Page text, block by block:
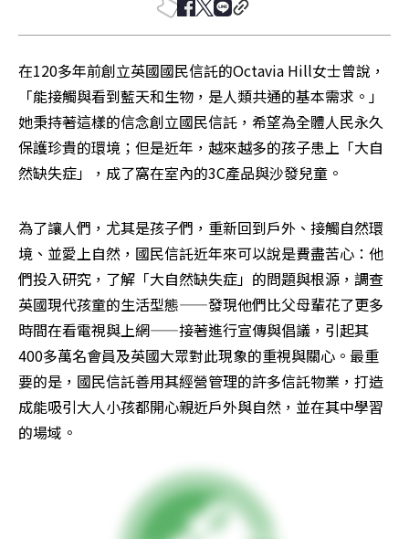
在120多年前創立英國國民信託的Octavia Hill女士曾說，
「能接觸與看到藍天和生物，是人類共通的基本需求。」
她秉持著這樣的信念創立國民信託，希望為全體人民永久
保護珍貴的環境；但是近年，越來越多的孩子患上「大自
然缺失症」，成了窩在室內的3C產品與沙發兒童。
為了讓人們，尤其是孩子們，重新回到戶外、接觸自然環
境、並愛上自然，國民信託近年來可以說是費盡苦心：他
們投入研究，了解「大自然缺失症」的問題與根源，調查
英國現代孩童的生活型態——發現他們比父母輩花了更多
時間在看電視與上網——接著進行宣傳與倡議，引起其
400多萬名會員及英國大眾對此現象的重視與關心。最重
要的是，國民信託善用其經營管理的許多信託物業，打造
成能吸引大人小孩都開心親近戶外與自然，並在其中學習
的場域。